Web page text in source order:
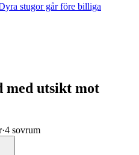
stugor går före billiga
med utsikt mot
·4 sovrum